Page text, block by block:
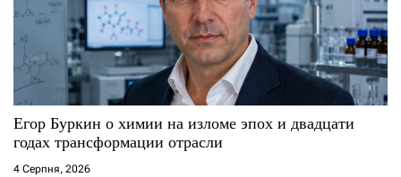
Егор Буркин о химии на изломе эпох и двадцати
годах трансформации отрасли
4 Серпня, 2026